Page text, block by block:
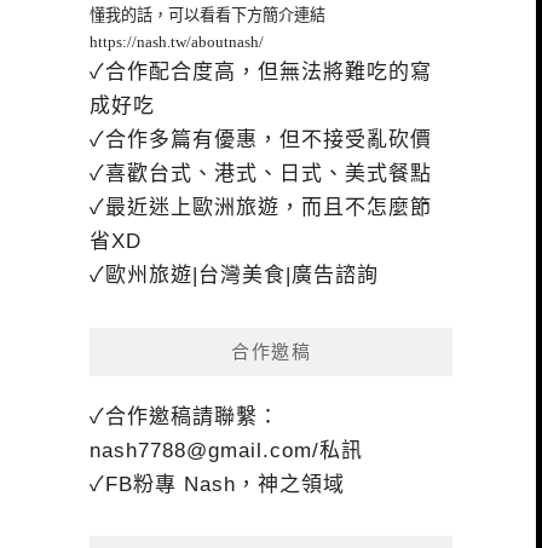
懂我的話，可以看看下方簡介連結
https://nash.tw/aboutnash/
✓合作配合度高，但無法將難吃的寫
成好吃
✓合作多篇有優惠，但不接受亂砍價
✓喜歡台式、港式、日式、美式餐點
✓最近迷上歐洲旅遊，而且不怎麼節
省XD
✓歐州旅遊|台灣美食|廣告諮詢
合作邀稿
✓合作邀稿請聯繫：
nash7788@gmail.com/私訊
✓FB粉專 Nash，神之領域